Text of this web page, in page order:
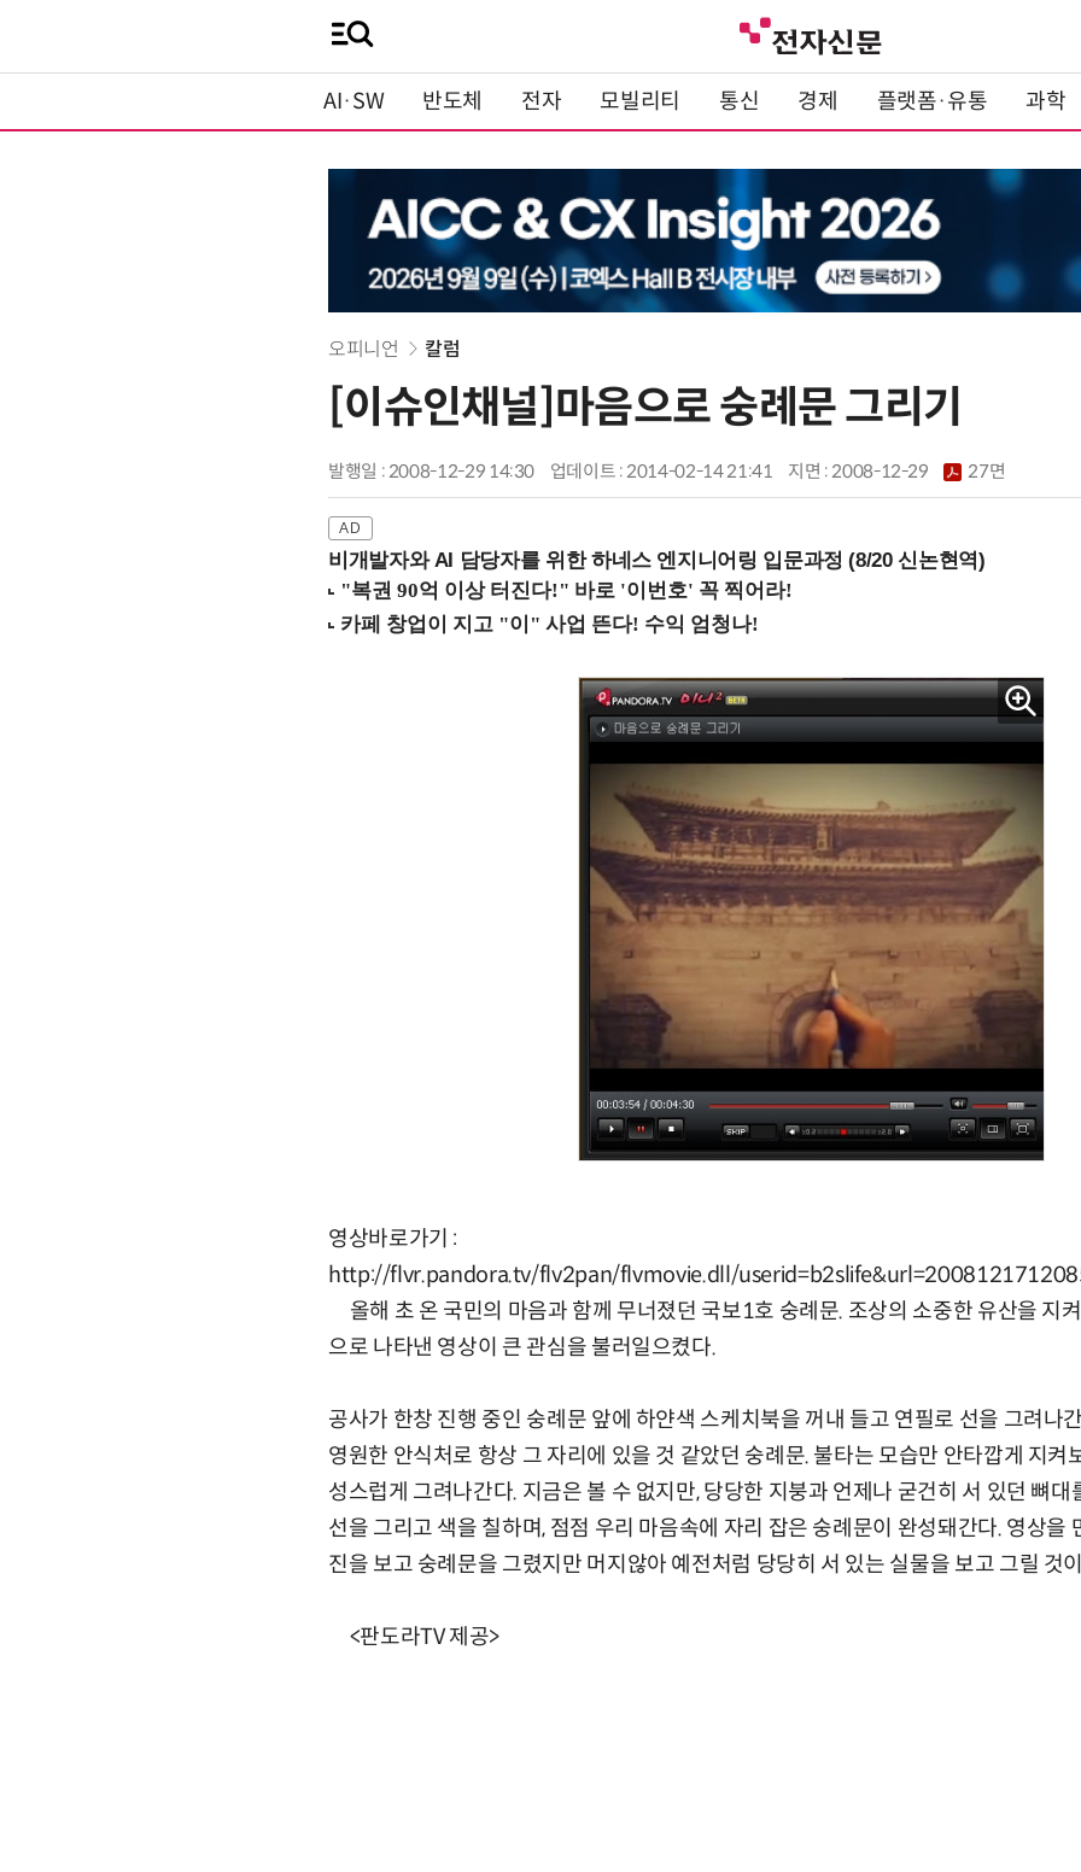
AI·SW 반도체 전자 모빌리티 통신 경제 플랫폼·유통 과학
오피니언 칼럼
[이슈인채널]마음으로 숭례문 그리기
발행일 : 2008-12-29 14:30 업데이트 : 2014-02-14 21:41 지면 :2008-12-29 27면
비개발자와 AI 담당자를 위한 하네스 엔지니어링 입문과정 (8/20 신논현역)
영상바로가기 :
http://flvr.pandora.tv/flv2pan/flvmovie.dll/
올해 초 온 국민의 마음과 함께 무너졌던 국보1호 숭례문. 조상의 소중한 유산을 지
으로 나타낸 영상이 큰 관심을 불러일으켰다.
공사가 한창 진행 중인 숭례문 앞에 하얀색 스케치북을 꺼내 들고 연필로 선을 그려나
영원한 안식처로 항상 그 자리에 있을 것 같았던 숭례문. 불타는 모습만 안타깝게 지켜
성스럽게 그려나간다. 지금은 볼 수 없지만, 당당한 지붕과 언제나 굳건히 서 있던 뼈대
선을 그리고 색을 칠하며, 점점 우리 마음속에 자리 잡은 숭례문이 완성돼간다. 영상을
진을 보고 숭례문을 그렸지만 머지않아 예전처럼 당당히 서 있는 실물을 보고 그릴 것
<판도라TV 제공>